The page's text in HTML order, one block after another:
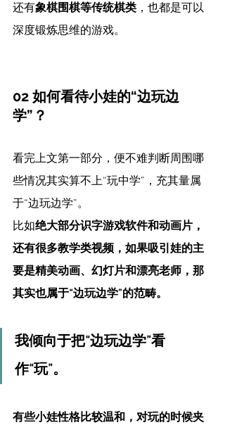
还有象棋围棋等传统棋类 ，也都是可以
深度锻炼思维的游戏。
02 如何看待小娃的“边玩边
学”？
看完上文第一部分，便不难判断周围哪
些情况其实算不上“玩中学”，充其量属
于“边玩边学”。
比如绝大部分识字游戏软件和动画片，
还有很多教学类视频，如果吸引娃的主
要是精美动画、幻灯片和漂亮老师，那
其实也属于“边玩边学”的范畴。
我倾向于把“边玩边学”看
作“玩”。
有些小娃性格比较温和，对玩的时候夹